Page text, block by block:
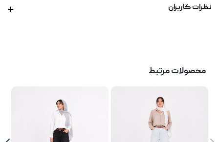
نظرات کاربران
محصولات مرتبط